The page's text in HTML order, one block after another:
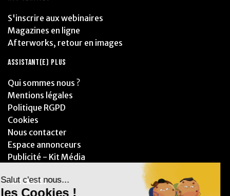
S'inscrire aux webinaires
Magazines en ligne
Afterworks, retour en images
ASSISTANT(E) PLUS
Qui sommes nous ?
Mentions légales
Politique RGPD
Cookies
Nous contacter
Espace annonceurs
Publicité - Kit Média
PARTENAIRES